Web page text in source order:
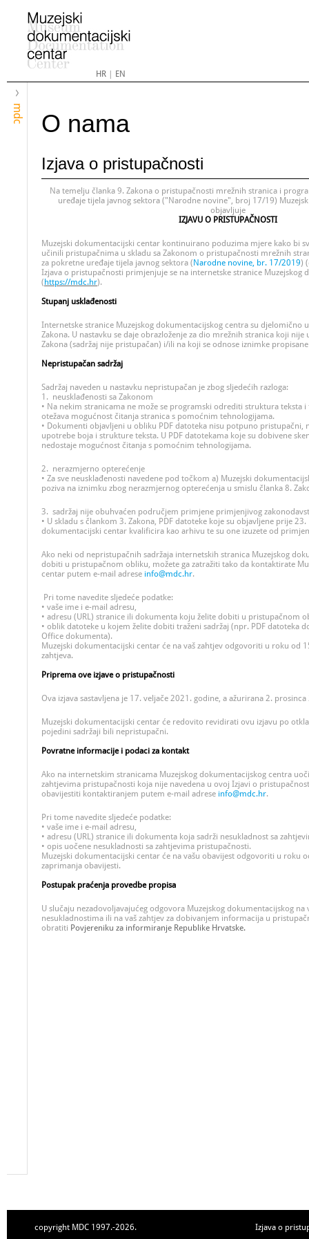
HR| EN
mdc O nama
Izjava o pristupačnosti
Na temelju članka 9. Zakona o pristupačnosti mrežnih stranica i
uređaje tijela javnog sektora ("Narodne novine", broj 17/19)
objavljuje
IZJAVU O PRISTUPAČNOSTI
Muzejski dokumentacijski centar kontinuirano poduzima mjere kako bi
učinili pristupačnima u skladu sa Zakonom o pristupačnosti mrežnih
za pokretne uređaje tijela javnog sektora ( Narodne novine, br. 17/2019)
Izjava o pristupačnosti primjenjuje se na internetske stranice Muzejskog
( https://mdc.hr).
Stupanj usklađenosti
Internetske stranice Muzejskog dokumentacijskog centra su djelomično
Zakona. U nastavku se daje obrazloženje za dio mrežnih stranica koji nije
Zakona (sadržaj nije pristupačan) i/ili na koji se odnose iznimke
Nepristupačan sadržaj
Sadržaj naveden u nastavku nepristupačan je zbog sljedećih razloga:
1. neusklađenosti sa Zakonom
• Na nekim stranicama ne može se programski odrediti struktura teksta
otežava mogućnost čitanja stranica s pomoćnim tehnologijama.
• Dokumenti objavljeni u obliku PDF datoteka nisu potpuno pristupačni,
upotrebe boja i strukture teksta. U PDF datotekama koje su dobivene
nedostaje mogućnost čitanja s pomoćnim tehnologijama.
2. nerazmjerno opterećenje
• Za sve neusklađenosti navedene pod točkom a) Muzejski
poziva na iznimku zbog nerazmjernog opterećenja u smislu članka 8.
3. sadržaj nije obuhvaćen područjem primjene primjenjivog
• U skladu s člankom 3. Zakona, PDF datoteke koje su objavljene prije
dokumentacijski centar kvalificira kao arhivu te su one izuzete od
Ako neki od nepristupačnih sadržaja internetskih stranica Muzejskog
dobiti u pristupačnom obliku, možete ga zatražiti tako da kontaktirate
centar putem e-mail adrese info@mdc.hr.
Pri tome navedite sljedeće podatke:
• vaše ime i e-mail adresu,
• adresu (URL) stranice ili dokumenta koju želite dobiti u pristupačnom
• oblik datoteke u kojem želite dobiti traženi sadržaj (npr. PDF datoteka
Office dokumenta).
Muzejski dokumentacijski centar će na vaš zahtjev odgovoriti u roku od
zahtjeva.
Priprema ove izjave o pristupačnosti
Ova izjava sastavljena je 17. veljače 2021. godine, a ažurirana 2.
Muzejski dokumentacijski centar će redovito revidirati ovu izjavu po
pojedini sadržaji bili nepristupačni.
Povratne informacije i podaci za kontakt
Ako na internetskim stranicama Muzejskog dokumentacijskog centra
zahtjevima pristupačnosti koja nije navedena u ovoj Izjavi o
obavijestiti kontaktiranjem putem e-mail adrese info@mdc.hr.
Pri tome navedite sljedeće podatke:
• vaše ime i e-mail adresu,
• adresu (URL) stranice ili dokumenta koja sadrži nesukladnost sa
• opis uočene nesukladnosti sa zahtjevima pristupačnosti.
Muzejski dokumentacijski centar će na vašu obavijest odgovoriti u roku
zaprimanja obavijesti.
Postupak praćenja provedbe propisa
U slučaju nezadovoljavajućeg odgovora Muzejskog dokumentacijskog
nesukladnostima ili na vaš zahtjev za dobivanjem informacija u
obratiti Povjereniku za informiranje Republike Hrvatske.
copyright MDC 1997.-2026. Izjava o